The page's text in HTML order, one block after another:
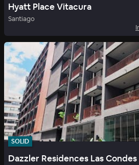
Hyatt Place Vitacura
Santiago
SOLID
Dazzler Residences Las Condes